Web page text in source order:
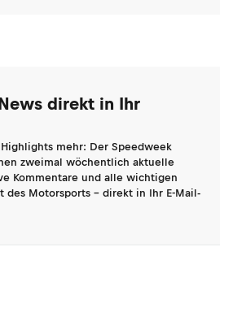
direkt in Ihr
mehr: Der Speedweek
zweimal wöchentlich aktuelle
Kommentare und alle wichtigen
des Motorsports - direkt in Ihr E-Mail-